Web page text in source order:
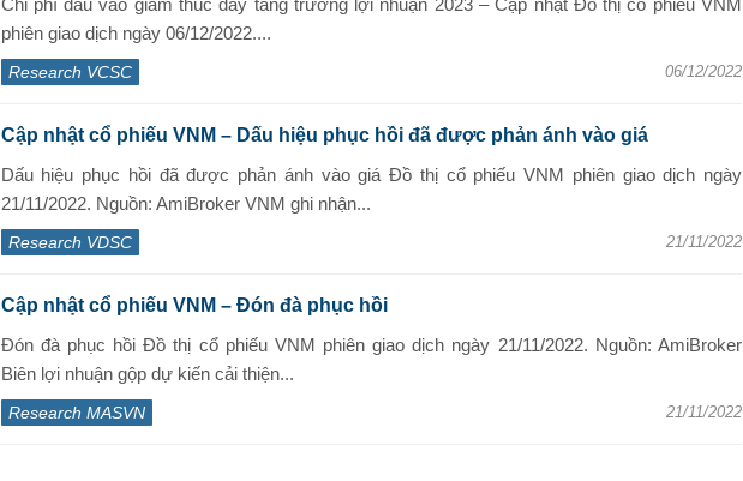
Chi phí đầu vào giảm thúc đẩy tăng trưởng lợi nhuận 2023 – Cập nhật Đồ thị cổ phiếu VNM
phiên giao dịch ngày 06/12/2022....
Research VCSC 06/12/2022
Cập nhật cổ phiếu VNM – Dấu hiệu phục hồi đã được phản ánh vào giá
Dấu hiệu phục hồi đã được phản ánh vào giá Đồ thị cổ phiếu VNM phiên giao dịch ngày
21/11/2022. Nguồn: AmiBroker VNM ghi nhận...
Research VDSC 21/11/2022
Cập nhật cổ phiếu VNM – Đón đà phục hồi
Đón đà phục hồi Đồ thị cổ phiếu VNM phiên giao dịch ngày 21/11/2022. Nguồn: AmiBroker
Biên lợi nhuận gộp dự kiến cải thiện...
Research MASVN 21/11/2022